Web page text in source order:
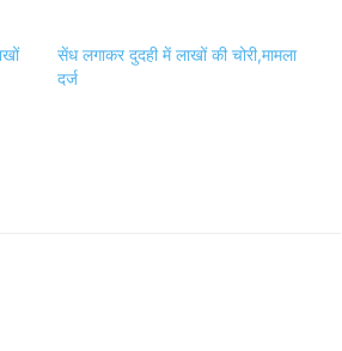
सेंध लगाकर दुदही में लाखों की चोरी,मामला
दर्ज